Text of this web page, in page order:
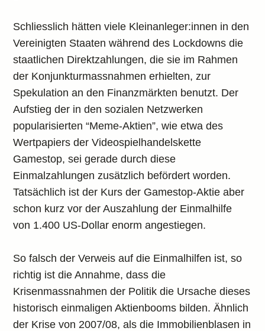
Schliesslich hätten viele Kleinanleger:innen in den
Vereinigten Staaten während des Lockdowns die
staatlichen Direktzahlungen, die sie im Rahmen
der Konjunkturmassnahmen erhielten, zur
Spekulation an den Finanzmärkten benutzt. Der
Aufstieg der in den sozialen Netzwerken
popularisierten “Meme-Aktien”, wie etwa des
Wertpapiers der Videospielhandelskette
Gamestop, sei gerade durch diese
Einmalzahlungen zusätzlich befördert worden.
Tatsächlich ist der Kurs der Gamestop-Aktie aber
schon kurz vor der Auszahlung der Einmalhilfe
von 1.400 US-Dollar enorm angestiegen.
So falsch der Verweis auf die Einmalhilfen ist, so
richtig ist die Annahme, dass die
Krisenmassnahmen der Politik die Ursache dieses
historisch einmaligen Aktienbooms bilden. Ähnlich
der Krise von 2007/08, als die Immobilienblasen in